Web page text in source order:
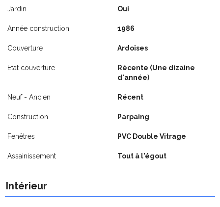
Jardin Oui
Année construction 1986
Couverture Ardoises
Etat couverture
Récente (Une dizaine
d'année)
Neuf - Ancien Récent
Construction Parpaing
Fenêtres PVC Double Vitrage
Assainissement Tout à l'égout
Intérieur